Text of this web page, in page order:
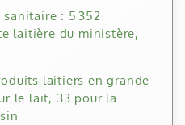
: 5 352
laitière du ministère,
laitiers en grande
le lait, 33 pour la